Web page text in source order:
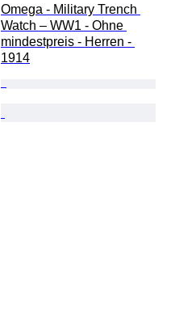
Omega - Military Trench
Watch – WW1 - Ohne
mindestpreis - Herren -
1914